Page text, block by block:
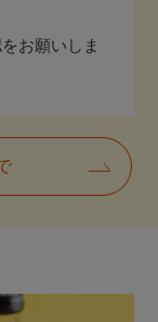
お願いしま